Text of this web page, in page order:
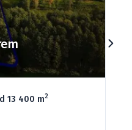
nad Jeziorem
1075 m2 66 grunt